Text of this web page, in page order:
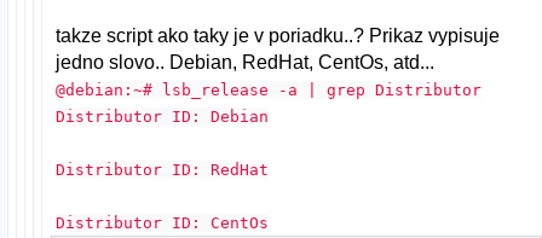
takze script ako taky je v poriadku..? Prikaz vypisuje
jedno slovo.. Debian, RedHat, CentOs, atd...
@debian:~# lsb_release -a | grep Distributor
Distributor ID: Debian
Distributor ID: RedHat
Distributor ID: CentOs